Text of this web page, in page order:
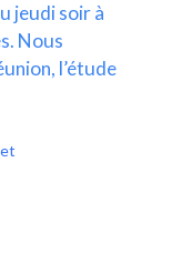
jeudi soir à
Nous
l’étude